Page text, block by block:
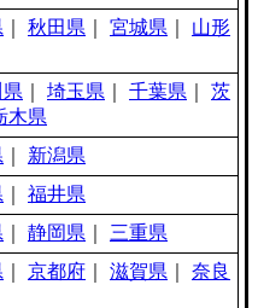
秋田県 宮城県
山形
埼玉県 千葉県
茨
木県
新潟県
福井県
静岡県 三重県
京都府 滋賀県
奈良